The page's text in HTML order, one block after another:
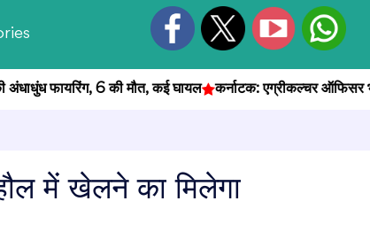
6 की मौत, कई घायल कर्नाटक: एग्रीकल्चर ऑफिसर भर्ती
में खेलने का मिलेगा